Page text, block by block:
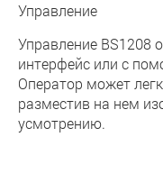
Управление
Управление BS1208
интерфейс или с
Оператор может
разместив на нем
усмотрению.